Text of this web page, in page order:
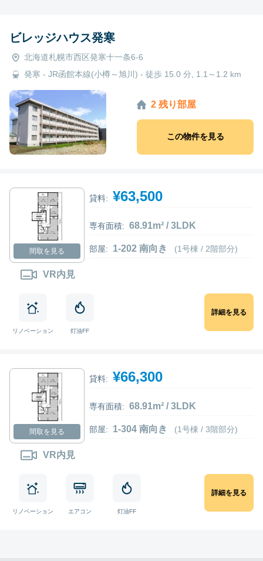
ビレッジハウス発寒
北海道札幌市西区発寒十一条6-6
発寒 - JR函館本線(小樽～旭川) - 徒歩 15.0 分, 1.1～1.2 km
2 残り部屋
この物件を見る
間取を見る
VR内見
貸料: ¥63,500
専有面積: 68.91m² / 3LDK
部屋: 1-202 南向き (1号棟 / 2階部分)
リノベーション 灯油FF
詳細を見る
間取を見る
VR内見
貸料: ¥66,300
専有面積: 68.91m² / 3LDK
部屋: 1-304 南向き (1号棟 / 3階部分)
リノベーション エアコン 灯油FF
詳細を見る